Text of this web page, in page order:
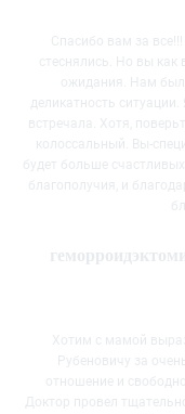
Спасибо вам за
стеснялись. Но вы
ожидания. Нам
деликатность
встречала. Хотя,
колоссальный. Вы-
будет больше
благополучия, и
Хотим с мамой
Рубеновичу за
отношение и
Доктор провел